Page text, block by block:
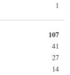
1
107
41
27
14